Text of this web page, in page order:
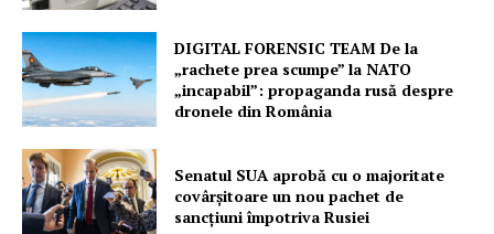
Contact
DIGITAL FORENSIC TEAM De la
„rachete prea scumpe” la NATO
„incapabil”: propaganda rusă despre
dronele din România
Senatul SUA aprobă cu o majoritate
covârșitoare un nou pachet de
sancțiuni împotriva Rusiei